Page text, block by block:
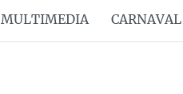
MULTIMEDIA CARNAVAL